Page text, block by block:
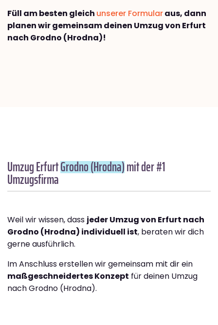
Füll am besten gleich unserer Formularaus, dann
planen wir gemeinsam deinen Umzug von Erfurt
nach Grodno (Hrodna)!
Umzug ErfurtGrodno (Hrodna)mit der #1
Umzugsfirma
Weil wir wissen, dass jeder Umzug von Erfurt nach
Grodno (Hrodna) individuell ist, beraten wir dich
gerne ausführlich.
Im Anschluss erstellen wir gemeinsam mit dir ein
maßgeschneidertes Konzept für deinen Umzug
nach Grodno (Hrodna).